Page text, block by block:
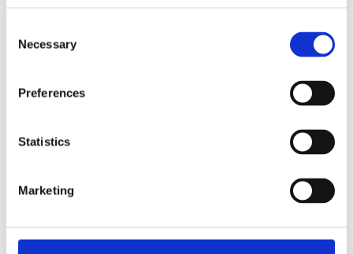
Selection
Necessary
Preferences
Statistics
Marketing
Kaffe med melk